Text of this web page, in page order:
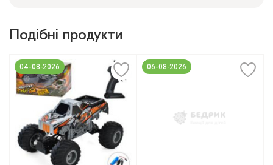
Подібні продукти
04-08-2026 06-08-2026